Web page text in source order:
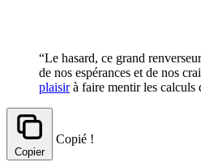
“Le hasard, ce grand
de nos espérances et de nos
plaisirà faire mentir les calculs
Copier
Copié !